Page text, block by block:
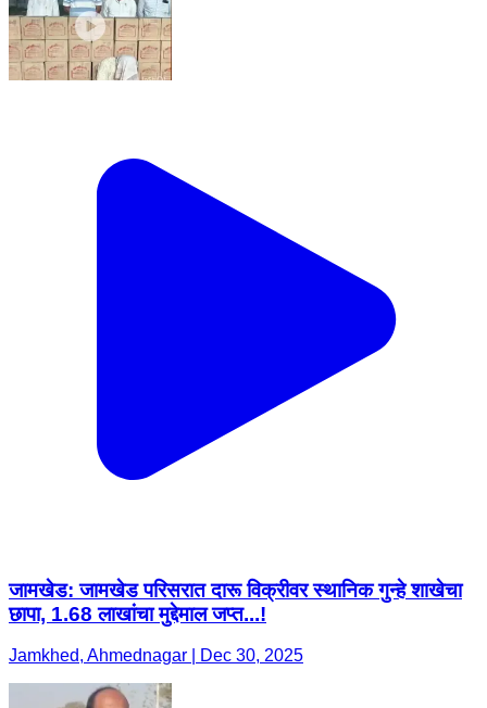
जामखेड: जामखेड परिसरात दारू विक्रीवर स्थानिक गुन्हे शाखेचा
छापा, 1.68 लाखांचा मुद्देमाल जप्त...!
Jamkhed, Ahmednagar | Dec 30, 2025